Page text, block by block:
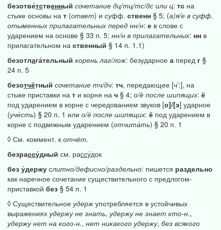
безотве́тственный сочетание дц/тц/тс/дс или ц: тс на
стыке основы на т (ответ) и суфф. ственн § 5; (а)я/е в суфф.
отыменных прилагательных перед нн/н: е в слове с
ударением на основе § 33 п. 5; нн/н в прилагательных: нн в
прилагательном на ственный § 14 п. 1.1)
безотлага́тельный корень лаг/лож: безударное а перед г §
24 п. 5
безотчётный сочетание тч/дч: тч, передающее [ч’:], на
стыке приставки на т и корня на ч § 4; о/ё после шипящих: ё
под ударением в корне с чередованием звуков [о]/[э] ударное
(уче́сть) § 20 п. 1 или о/ё после шипящих: ё под ударением в
корне с подвижным ударением (отчита́ть) § 20 п. 1
◊ См. коммент. к отчёт.
безрассу́дный см. рассу́док
без у́держу слитно/дефисно/раздельно: пишется раздельно
как наречное сочетание существительного с предлогом-
приставкой без § 54 п. 1
◊ Существительное удерж употребляется в устойчивых
выражениях удержу не знать, удержу не знает кто-н.,
удержу нет на кого-н., нет никакого удержу, без всякого